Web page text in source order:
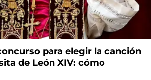
para elegir la canción
de León XIV: cómo